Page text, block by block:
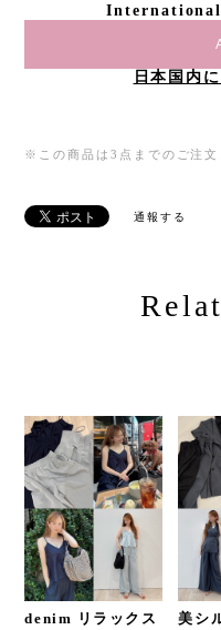
日本国内
※この商品は3点までのご注文
通報する
denim リラックス
美シ